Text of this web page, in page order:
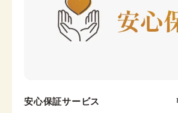
帯揚げ 伊達襟
末広 コー
安心保証サービス